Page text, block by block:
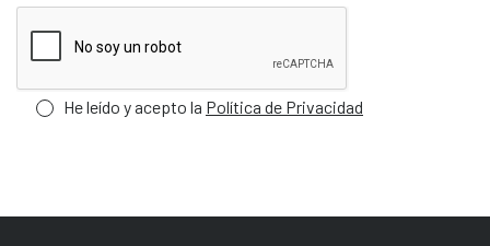
He leído y acepto la Política de Privacidad